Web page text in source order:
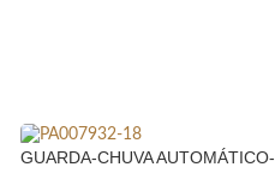
GUARDA-CHUVA AUTOMÁTICO-